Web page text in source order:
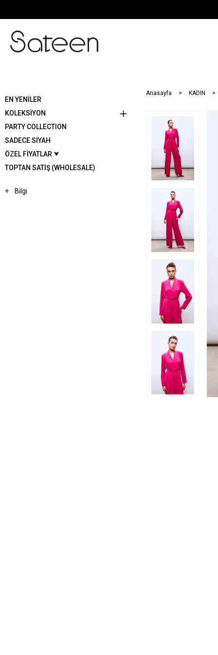
EN YENİLER
KOLEKSİYON
PARTY COLLECTION
SADECE SİYAH
ÖZEL FİYATLAR ⮟
TOPTAN SATIŞ (WHOLESALE)
Bilgi
Anasayfa KADIN